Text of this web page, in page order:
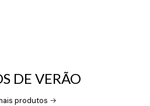
DE VERÃO
produtos